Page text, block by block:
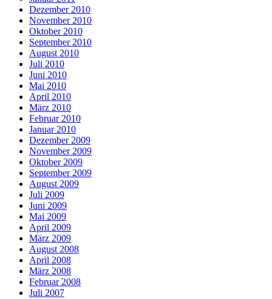
Dezember 2010
November 2010
Oktober 2010
September 2010
August 2010
Juli 2010
Juni 2010
Mai 2010
April 2010
März 2010
Februar 2010
Januar 2010
Dezember 2009
November 2009
Oktober 2009
September 2009
August 2009
Juli 2009
Juni 2009
Mai 2009
April 2009
März 2009
August 2008
April 2008
März 2008
Februar 2008
Juli 2007